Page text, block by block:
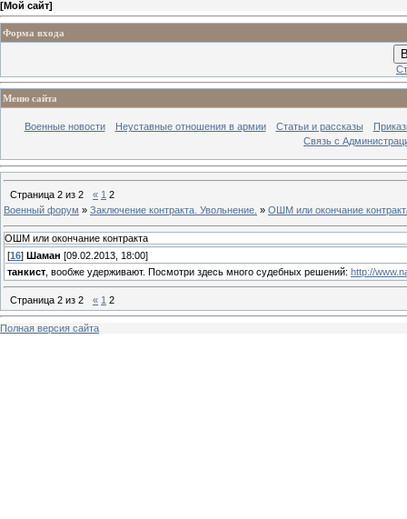
[Мой сайт]
Форма входа
Меню сайта
Военные новости Неуставные отношения в армии Статьи и рассказы
Связь с
Страница 2 из 2 « 1 2
Военный форум » Заключение контракта. Увольнение. » ОШМ или окончание
ОШМ или окончание контракта
[16] Шаман [09.02.2013, 18:00]
танкист , вообже удерживают. Посмотри здесь много судебных решений: http://
Страница 2 из 2 « 1 2
Полная версия сайта